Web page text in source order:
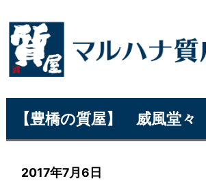
【豊橋の質屋】 威風堂々
2017年7月6日